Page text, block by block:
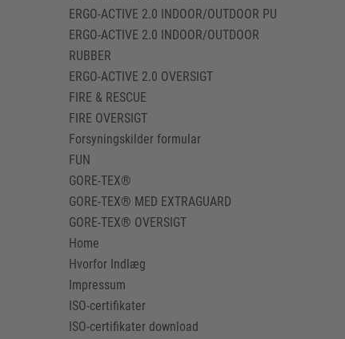
ERGO-ACTIVE 2.0 INDOOR/OUTDOOR PU
ERGO-ACTIVE 2.0 INDOOR/OUTDOOR
RUBBER
ERGO-ACTIVE 2.0 OVERSIGT
FIRE & RESCUE
FIRE OVERSIGT
Forsyningskilder formular
FUN
GORE-TEX®
GORE-TEX® MED EXTRAGUARD
GORE-TEX® OVERSIGT
Home
Hvorfor Indlæg
Impressum
ISO-certifikater
ISO-certifikater download